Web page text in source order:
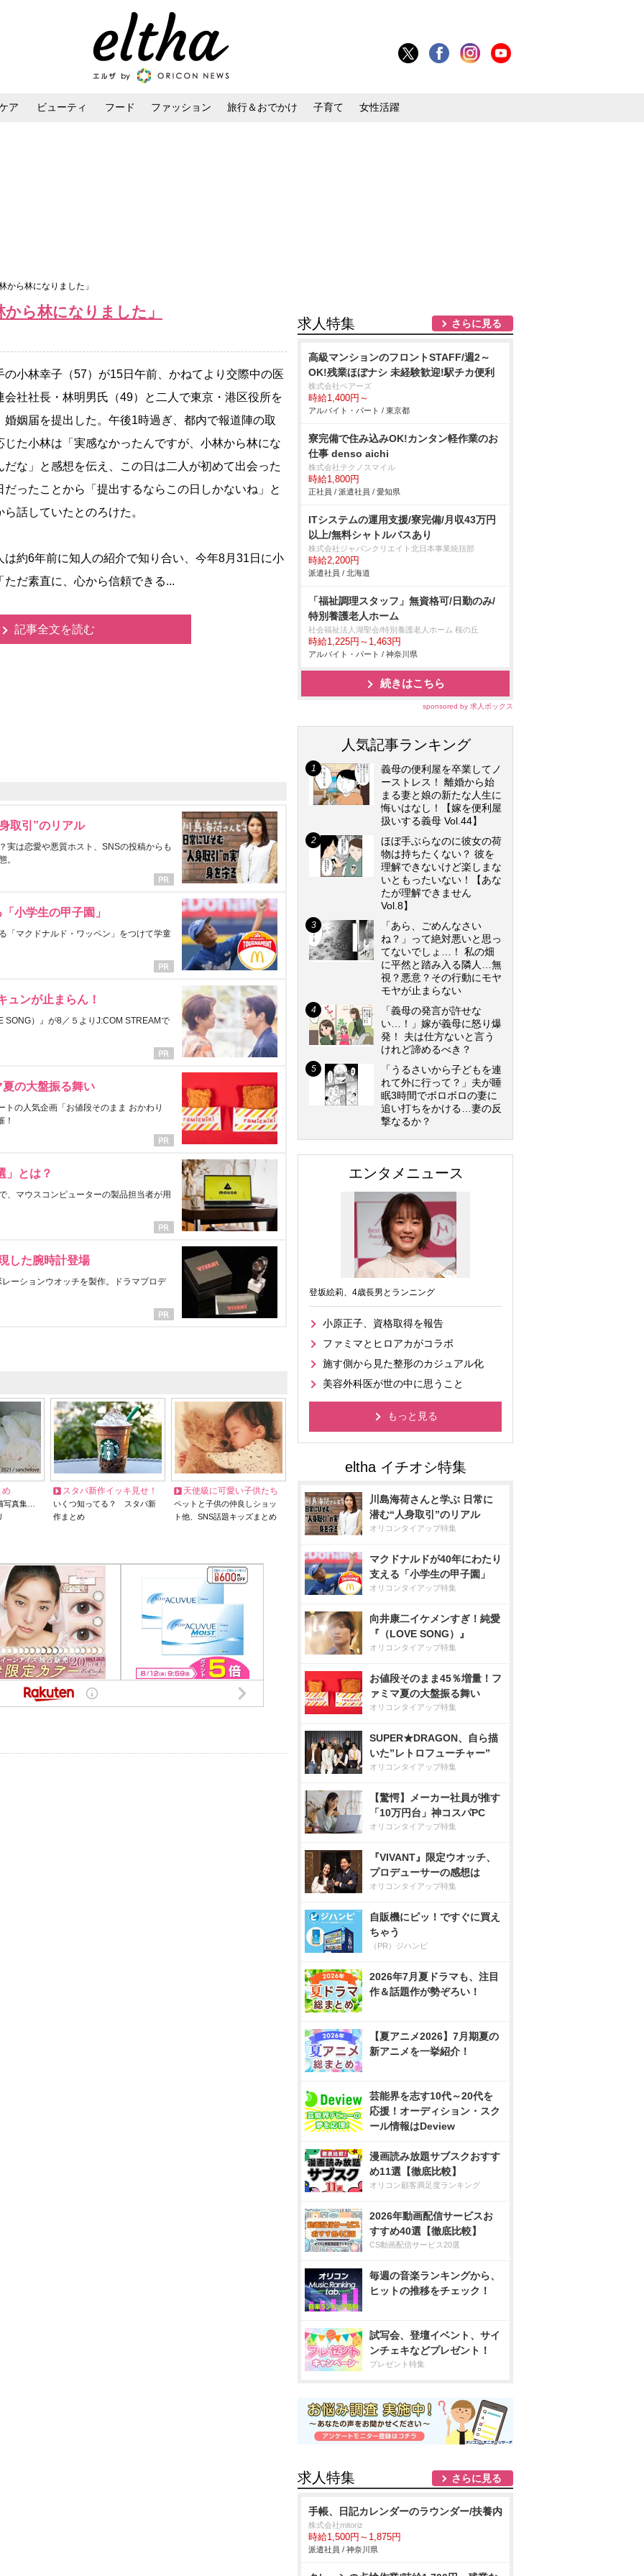
ア ビューティ フード ファッション 旅行＆おでかけ 子育て 女性活躍
から林になりました」
ら林になりました」
小林幸子（57）が15日午前、かねてより交際中の医
会社社長・林明男氏（49）と二人で東京・港区役所を
婚姻届を提出した。午後1時過ぎ、都内で報道陣の取
じた小林は「実感なかったんですが、小林から林にな
だな」と感想を伝え、この日は二人が初めて出会った
だったことから「提出するならこの日しかないね」と
ら話していたとのろけた。
約6年前に知人の紹介で知り合い、今年8月31日に小
ただ素直に、心から信頼できる...
記事全文を読む
取引”のリアル
実は恋愛や悪質ホスト、SNSの投稿からも
。
小学生の甲子園」
「マクドナルド・ワッペン」をつけて学童
ュンが止まらん！
SONG）』が8／５よりJ:COM STREAMで
の大盤振る舞い
の人気企画「お値段そのまま おかわり
！
」とは？
、マウスコンピューターの製品担当者が用
した腕時計登場
ーションウオッチを製作。ドラマプロデ
め
写真集…
スタバ新作イッキ見せ！
いくつ知ってる？ スタバ新
作まとめ
天使級に可愛い子供たち
ペットと子供の仲良しショッ
ト他、SNS話題キッズまとめ
求人特集 さらに見る
高級マンションのフロントSTAFF/週2～
OK!残業ほぼナシ 未経験歓迎!駅チカ便利
株式会社ベアーズ
時給1,400円～
アルバイト・パート / 東京都
寮完備で住み込みOK!カンタン軽作業のお
仕事 denso aichi
株式会社テクノスマイル
時給1,800円
正社員 / 派遣社員 / 愛知県
ITシステムの運用支援/寮完備/月収43万円
以上/無料シャトルバスあり
株式会社ジャパンクリエイト北日本事業統括部
時給2,200円
派遣社員 / 北海道
「福祉調理スタッフ」無資格可/日勤のみ/
特別養護老人ホーム
社会福祉法人湖聖会/特別養護老人ホーム 桜の丘
時給1,225円～1,463円
アルバイト・パート / 神奈川県
続きはこちら
sponsored by 求人ボックス
人気記事ランキング
義母の便利屋を卒業してノ
ーストレス！ 離婚から始
まる妻と娘の新たな人生に
悔いはなし！【嫁を便利屋
扱いする義母 Vol.44】
ほぼ手ぶらなのに彼女の荷
物は持ちたくない？ 彼を
理解できないけど楽しまな
いともったいない！【あな
たが理解できません
Vol.8】
「あら、ごめんなさい
ね？」って絶対悪いと思っ
てないでしょ…！ 私の畑
に平然と踏み入る隣人…無
視？悪意？その行動にモヤ
モヤが止まらない
「義母の発言が許せな
い…！」嫁が義母に怒り爆
発！ 夫は仕方ないと言う
けれど諦めるべき？
「うるさいから子どもを連
れて外に行って？」夫が睡
眠3時間でボロボロの妻に
追い打ちをかける…妻の反
撃なるか？
エンタメニュース
登坂絵莉、4歳長男とランニング
小原正子、資格取得を報告
ファミマとヒロアカがコラボ
施す側から見た整形のカジュアル化
美容外科医が世の中に思うこと
もっと見る
川島海荷さんと学ぶ 日常に
潜む“人身取引”のリアル
オリコンタイアップ特集
マクドナルドが40年にわたり
支える「小学生の甲子園」
オリコンタイアップ特集
向井康二イケメンすぎ！純愛
『（LOVE SONG）』
オリコンタイアップ特集
お値段そのまま45％増量！フ
ァミマ夏の大盤振る舞い
オリコンタイアップ特集
SUPER★DRAGON、自ら描
いた”レトロフューチャー”
オリコンタイアップ特集
【驚愕】メーカー社員が推す
「10万円台」神コスパPC
オリコンタイアップ特集
『VIVANT』限定ウオッチ、
プロデューサーの感想は
オリコンタイアップ特集
自販機にピッ！ですぐに買え
ちゃう
（PR）ジハンピ
2026年7月夏ドラマも、注目
作＆話題作が勢ぞろい！
【夏アニメ2026】7月期夏の
新アニメを一挙紹介！
芸能界を志す10代～20代を
応援！オーディション・スク
ール情報はDeview
漫画読み放題サブスクおすす
め11選【徹底比較】
オリコン顧客満足度ランキング
2026年動画配信サービスお
すすめ40選【徹底比較】
CS動画配信サービス20選
毎週の音楽ランキングから、
ヒットの推移をチェック！
試写会、登壇イベント、サイ
ンチェキなどプレゼント！
プレゼント特集
求人特集 さらに見る
手帳、日記カレンダーのラウンダー/扶養内
株式会社mitoriz
時給1,500円～1,875円
派遣社員 / 神奈川県